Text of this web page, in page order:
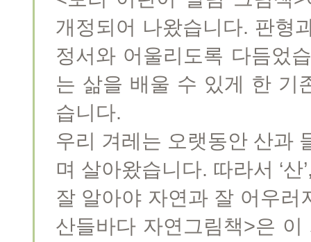
개정되어 나왔습니다. 판형
정서와 어울리도록 다듬었
는 삶을 배울 수 있게 한 기
습니다.
우리 겨레는 오랫동안 산과
며 살아왔습니다. 따라서 ‘산
잘 알아야 자연과 잘 어우
산들바다 자연그림책>은